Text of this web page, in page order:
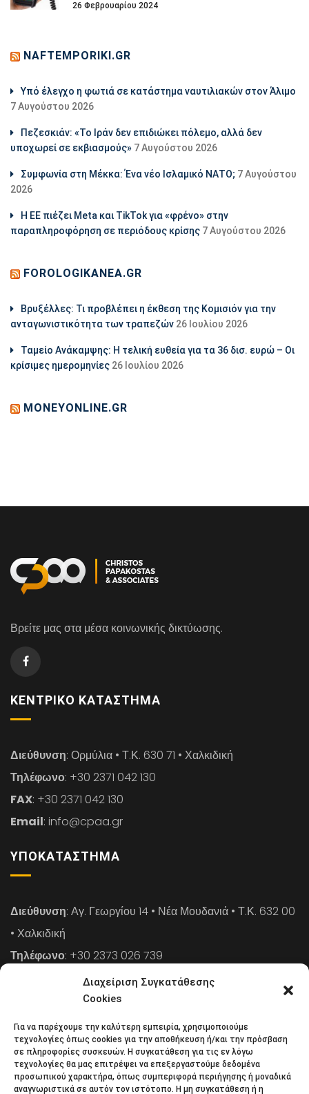
Διαχείριση Συγκατάθεσης
Cookies
Για να παρέχουμε την καλύτερη εμπειρία, χρησιμοποιούμε
τεχνολογίες όπως cookies για την αποθήκευση ή/και την πρόσβαση
σε πληροφορίες συσκευών. Η συγκατάθεση για τις εν λόγω
τεχνολογίες θα μας επιτρέψει να επεξεργαστούμε δεδομένα
προσωπικού χαρακτήρα, όπως συμπεριφορά περιήγησης ή μοναδικά
αναγνωριστικά σε αυτόν τον ιστότοπο. Η μη συγκατάθεση ή η
26 Φεβρουαρίου 2024
NAFTEMPORIKI.GR
Υπό έλεγχο η φωτιά σε κατάστημα ναυτιλιακών στον Άλιμο
7 Αυγούστου 2026
Πεζεσκιάν: «Το Ιράν δεν επιδιώκει πόλεμο, αλλά δεν
υποχωρεί σε εκβιασμούς» 7 Αυγούστου 2026
Συμφωνία στη Μέκκα: Ένα νέο Ισλαμικό ΝΑΤΟ; 7 Αυγούστου
2026
Η ΕΕ πιέζει Meta και TikTok για «φρένο» στην
παραπληροφόρηση σε περιόδους κρίσης 7 Αυγούστου 2026
FOROLOGIKANEA.GR
Βρυξέλλες: Τι προβλέπει η έκθεση της Κομισιόν για την
ανταγωνιστικότητα των τραπεζών 26 Ιουλίου 2026
Ταμείο Ανάκαμψης: Η τελική ευθεία για τα 36 δισ. ευρώ – Οι
κρίσιμες ημερομηνίες 26 Ιουλίου 2026
MONEYONLINE.GR
Βρείτε μας στα μέσα κοινωνικής δικτύωσης.
ΚΕΝΤΡΙΚΌ ΚΑΤΆΣΤΗΜΑ
Διεύθυνση: Ορμύλια • Τ.Κ. 630 71 • Χαλκιδική
Τηλέφωνο: +30 2371 042 130
FAX: +30 2371 042 130
Email: info@cpaa.gr
ΥΠΟΚΑΤΆΣΤΗΜΑ
Διεύθυνση: Αγ. Γεωργίου 14 • Νέα Μουδανιά • Τ.Κ. 632 00
• Χαλκιδική
Τηλέφωνο: +30 2373 026 739
: +30 2373 026 739
: info@cpaa.gr
NEWSLETTER
Κάντε εγγραφή στο ηλεκτρονικό μας φυλλάδιο και μείνετε